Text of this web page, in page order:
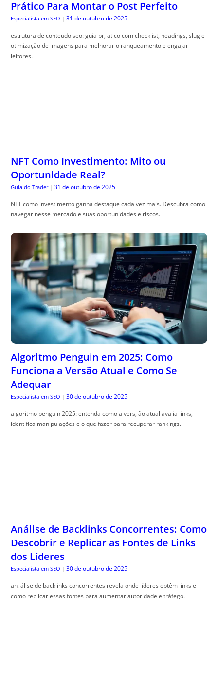
Prático Para Montar o Post Perfeito
Especialista em SEO | 31 de outubro de 2025
estrutura de conteudo seo: guia pr, ático com checklist, headings, slug e
otimização de imagens para melhorar o ranqueamento e engajar
leitores.
NFT Como Investimento: Mito ou
Oportunidade Real?
Guia do Trader | 31 de outubro de 2025
NFT como investimento ganha destaque cada vez mais. Descubra como
navegar nesse mercado e suas oportunidades e riscos.
Algoritmo Penguin em 2025: Como
Funciona a Versão Atual e Como Se
Adequar
Especialista em SEO | 30 de outubro de 2025
algoritmo penguin 2025: entenda como a vers, ão atual avalia links,
identifica manipulações e o que fazer para recuperar rankings.
Análise de Backlinks Concorrentes: Como
Descobrir e Replicar as Fontes de Links
dos Líderes
Especialista em SEO | 30 de outubro de 2025
an, álise de backlinks concorrentes revela onde líderes obtêm links e
como replicar essas fontes para aumentar autoridade e tráfego.